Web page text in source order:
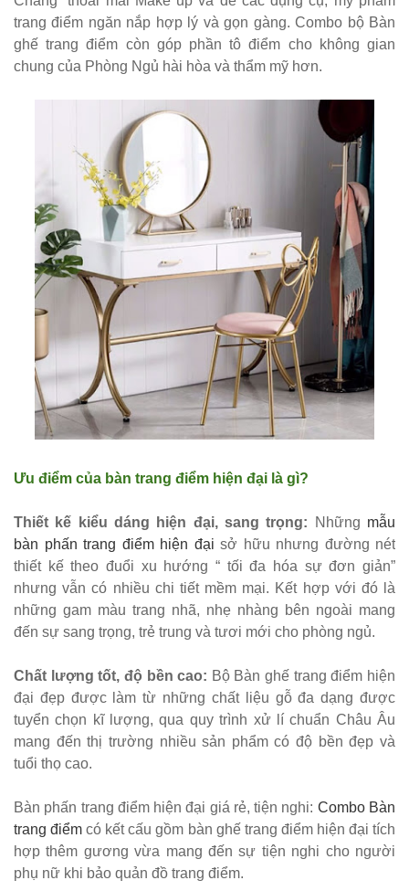
trời sân
vườn sân
ốp gỗ nhựa
Bộ bàn ghế
cafe ngoài
trời ban
công sân
vườn sân
thượng bàn
kính cường
lực 277
Bộ bàn ghế
quán cafe
nhà hàng
mặt bàn
composite
Wishbone
sắt cafe
GSK065
Bộ bàn ghế
sofa gỗ nhà
trang điểm ngăn nắp hợp lý và gọn gàng. Combo bộ Bàn
ghế trang điểm còn góp phần tô điểm cho không gian
chung của Phòng Ngủ hài hòa và thẩm mỹ hơn.
Ưu điểm của bàn trang điểm hiện đại là gì?
Thiết kế kiểu dáng hiện đại, sang trọng: Những mẫu
bàn phấn trang điểm hiện đại sở hữu nhưng đường nét
thiết kế theo đuổi xu hướng “ tối đa hóa sự đơn giản”
nhưng vẫn có nhiều chi tiết mềm mại. Kết hợp với đó là
những gam màu trang nhã, nhẹ nhàng bên ngoài mang
đến sự sang trọng, trẻ trung và tươi mới cho phòng ngủ.
Chất lượng tốt, độ bền cao: Bộ Bàn ghế trang điểm hiện
đại đẹp được làm từ những chất liệu gỗ đa dạng được
tuyển chọn kĩ lượng, qua quy trình xử lí chuẩn Châu Âu
mang đến thị trường nhiều sản phẩm có độ bền đẹp và
tuổi thọ cao.
Bàn phấn trang điểm hiện đại giá rẻ, tiện nghi: Combo Bàn
trang điểm có kết cấu gồm bàn ghế trang điểm hiện đại tích
hợp thêm gương vừa mang đến sự tiện nghi cho người
phụ nữ khi bảo quản đồ trang điểm.